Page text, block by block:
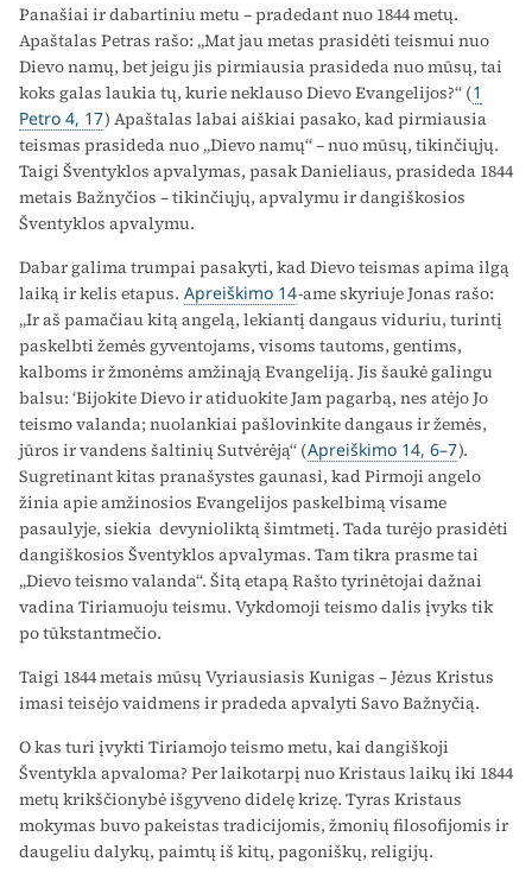
Panašiai ir dabartiniu metu – pradedant nuo 1844 metų.
Apaštalas Petras rašo: „Mat jau metas prasidėti teismui nuo
Dievo namų, bet jeigu jis pirmiausia prasideda nuo mūsų, tai
koks galas laukia tų, kurie neklauso Dievo Evangelijos?“ (1
Petro 4, 17) Apaštalas labai aiškiai pasako, kad pirmiausia
teismas prasideda nuo „Dievo namų“ – nuo mūsų, tikinčiųjų.
Taigi Šventyklos apvalymas, pasak Danieliaus, prasideda 1844
metais Bažnyčios – tikinčiųjų, apvalymu ir dangiškosios
Šventyklos apvalymu.
Dabar galima trumpai pasakyti, kad Dievo teismas apima ilgą
laiką ir kelis etapus. Apreiškimo 14-ame skyriuje Jonas rašo:
„Ir aš pamačiau kitą angelą, lekiantį dangaus viduriu, turintį
paskelbti žemės gyventojams, visoms tautoms, gentims,
kalboms ir žmonėms amžinąją Evangeliją. Jis šaukė galingu
balsu: ‘Bijokite Dievo ir atiduokite Jam pagarbą, nes atėjo Jo
teismo valanda; nuolankiai pašlovinkite dangaus ir žemės,
jūros ir vandens šaltinių Sutvėrėją“ (Apreiškimo 14, 6–7).
Sugretinant kitas pranašystes gaunasi, kad Pirmoji angelo
žinia apie amžinosios Evangelijos paskelbimą visame
pasaulyje, siekia devynioliktą šimtmetį. Tada turėjo prasidėti
dangiškosios Šventyklos apvalymas. Tam tikra prasme tai
„Dievo teismo valanda“. Šitą etapą Rašto tyrinėtojai dažnai
vadina Tiriamuoju teismu. Vykdomoji teismo dalis įvyks tik
po tūkstantmečio.
Taigi 1844 metais mūsų Vyriausiasis Kunigas – Jėzus Kristus
imasi teisėjo vaidmens ir pradeda apvalyti Savo Bažnyčią.
O kas turi įvykti Tiriamojo teismo metu, kai dangiškoji
Šventykla apvaloma? Per laikotarpį nuo Kristaus laikų iki 1844
metų krikščionybė išgyveno didelę krizę. Tyras Kristaus
mokymas buvo pakeistas tradicijomis, žmonių filosofijomis ir
daugeliu dalykų, paimtų iš kitų, pagoniškų, religijų.